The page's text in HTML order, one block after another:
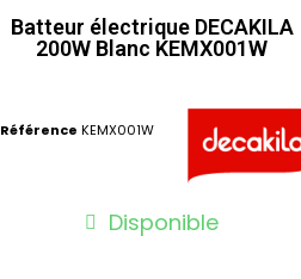
Batteur électrique DECAKILA
200W Blanc KEMX001W
Référence KEMX001W
Disponible